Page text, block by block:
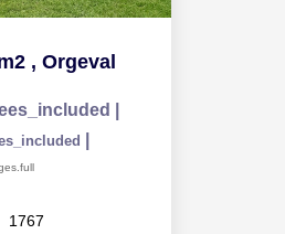
, Orgeval
1767